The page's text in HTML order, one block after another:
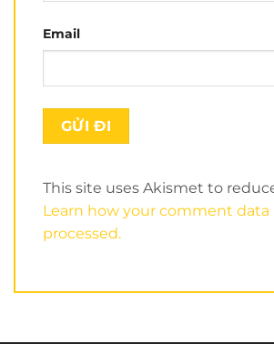
Tổng đài:1900 3123
Zalo: 0901 183 007
Email
This site uses Akismet to
Learn how your comment data
processed.